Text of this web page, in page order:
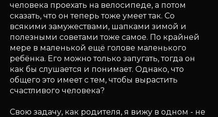
человека проехать на велосипеде, а потом
сказать, что он теперь тоже умеет так. Со
всякими замужествами, шапками зимой и
полезными советами тоже самое. По крайней
мере в маленькой ещё голове маленького
ребёнка. Его можно только запугать, тогда он
как бы слушается и понимает. Однако, что
общего это имеет с тем, чтобы вырастить
счастливого человека?
Свою задачу, как родителя, я вижу в одном - не